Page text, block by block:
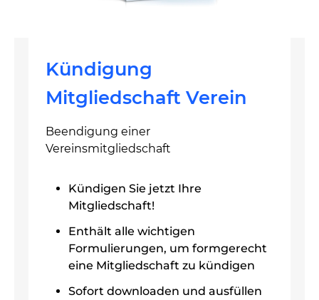
Kündigung
Mitgliedschaft Verein
Beendigung einer
Vereinsmitgliedschaft
Kündigen Sie jetzt Ihre
Mitgliedschaft!
Enthält alle wichtigen
Formulierungen, um formgerecht
eine Mitgliedschaft zu kündigen
Sofort downloaden und ausfüllen